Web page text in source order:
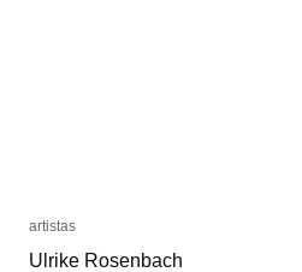
artistas
Ulrike Rosenbach
artistas
Ulrike Rosenbach